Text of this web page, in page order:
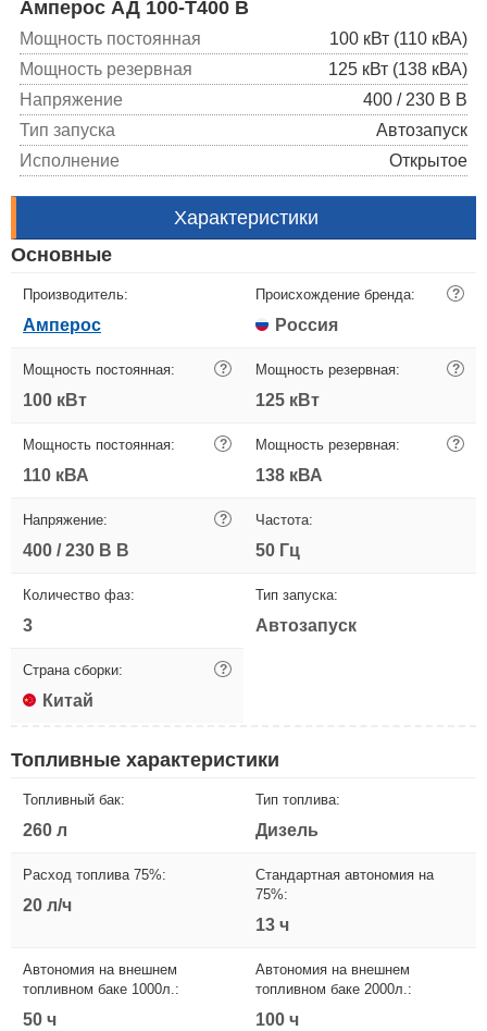
Амперос АД 100-Т400 B
Мощность постоянная
100 кВт (110 кВА)
Мощность резервная
125 кВт (138 кВА)
Напряжение
400 / 230 В В
Тип запуска
Автозапуск
Исполнение
Открытое
Характеристики
Основные
Производитель:
Амперос
Происхождение бренда: ?
Россия
Мощность постоянная: ?
100 кВт
Мощность резервная: ?
125 кВт
Мощность постоянная: ?
110 кВА
Мощность резервная: ?
138 кВА
Напряжение: ?
400 / 230 В В
Частота:
50 Гц
Количество фаз:
3
Тип запуска:
Автозапуск
Страна сборки: ?
Китай
Топливные характеристики
Топливный бак:
260 л
Тип топлива:
Дизель
Расход топлива 75%:
20 л/ч
Стандартная автономия на
75%:
13 ч
Автономия на внешнем
топливном баке 1000л.:
50 ч
Автономия на внешнем
топливном баке 2000л.:
100 ч